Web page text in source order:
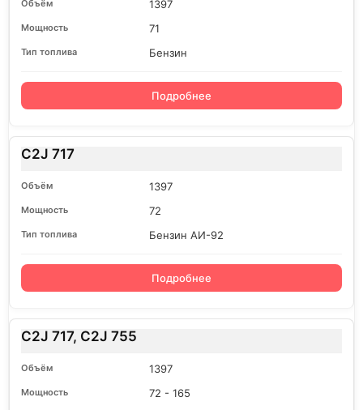
1397
71
Бензин
Подробнее
C2J 717
1397
72
Бензин АИ-92
Подробнее
C2J 717, C2J 755
1397
72 - 165